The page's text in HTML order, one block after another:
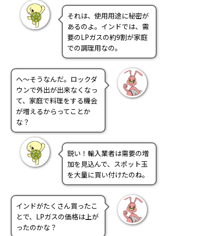
それは、使用用途に秘密が
あるのよ。インドでは、需
要のLPガスの約9割が家庭
での調理用なの。
へ～そうなんだ。ロックダ
ウンで外出が出来なくなっ
て、家庭で料理をする機会
が増えるからってことか
な？
鋭い！輸入業者は需要の増
加を見込んで、スポット玉
を大量に買い付けたのね。
インドがたくさん買ったこ
とで、LPガスの価格は上が
ったのかな？